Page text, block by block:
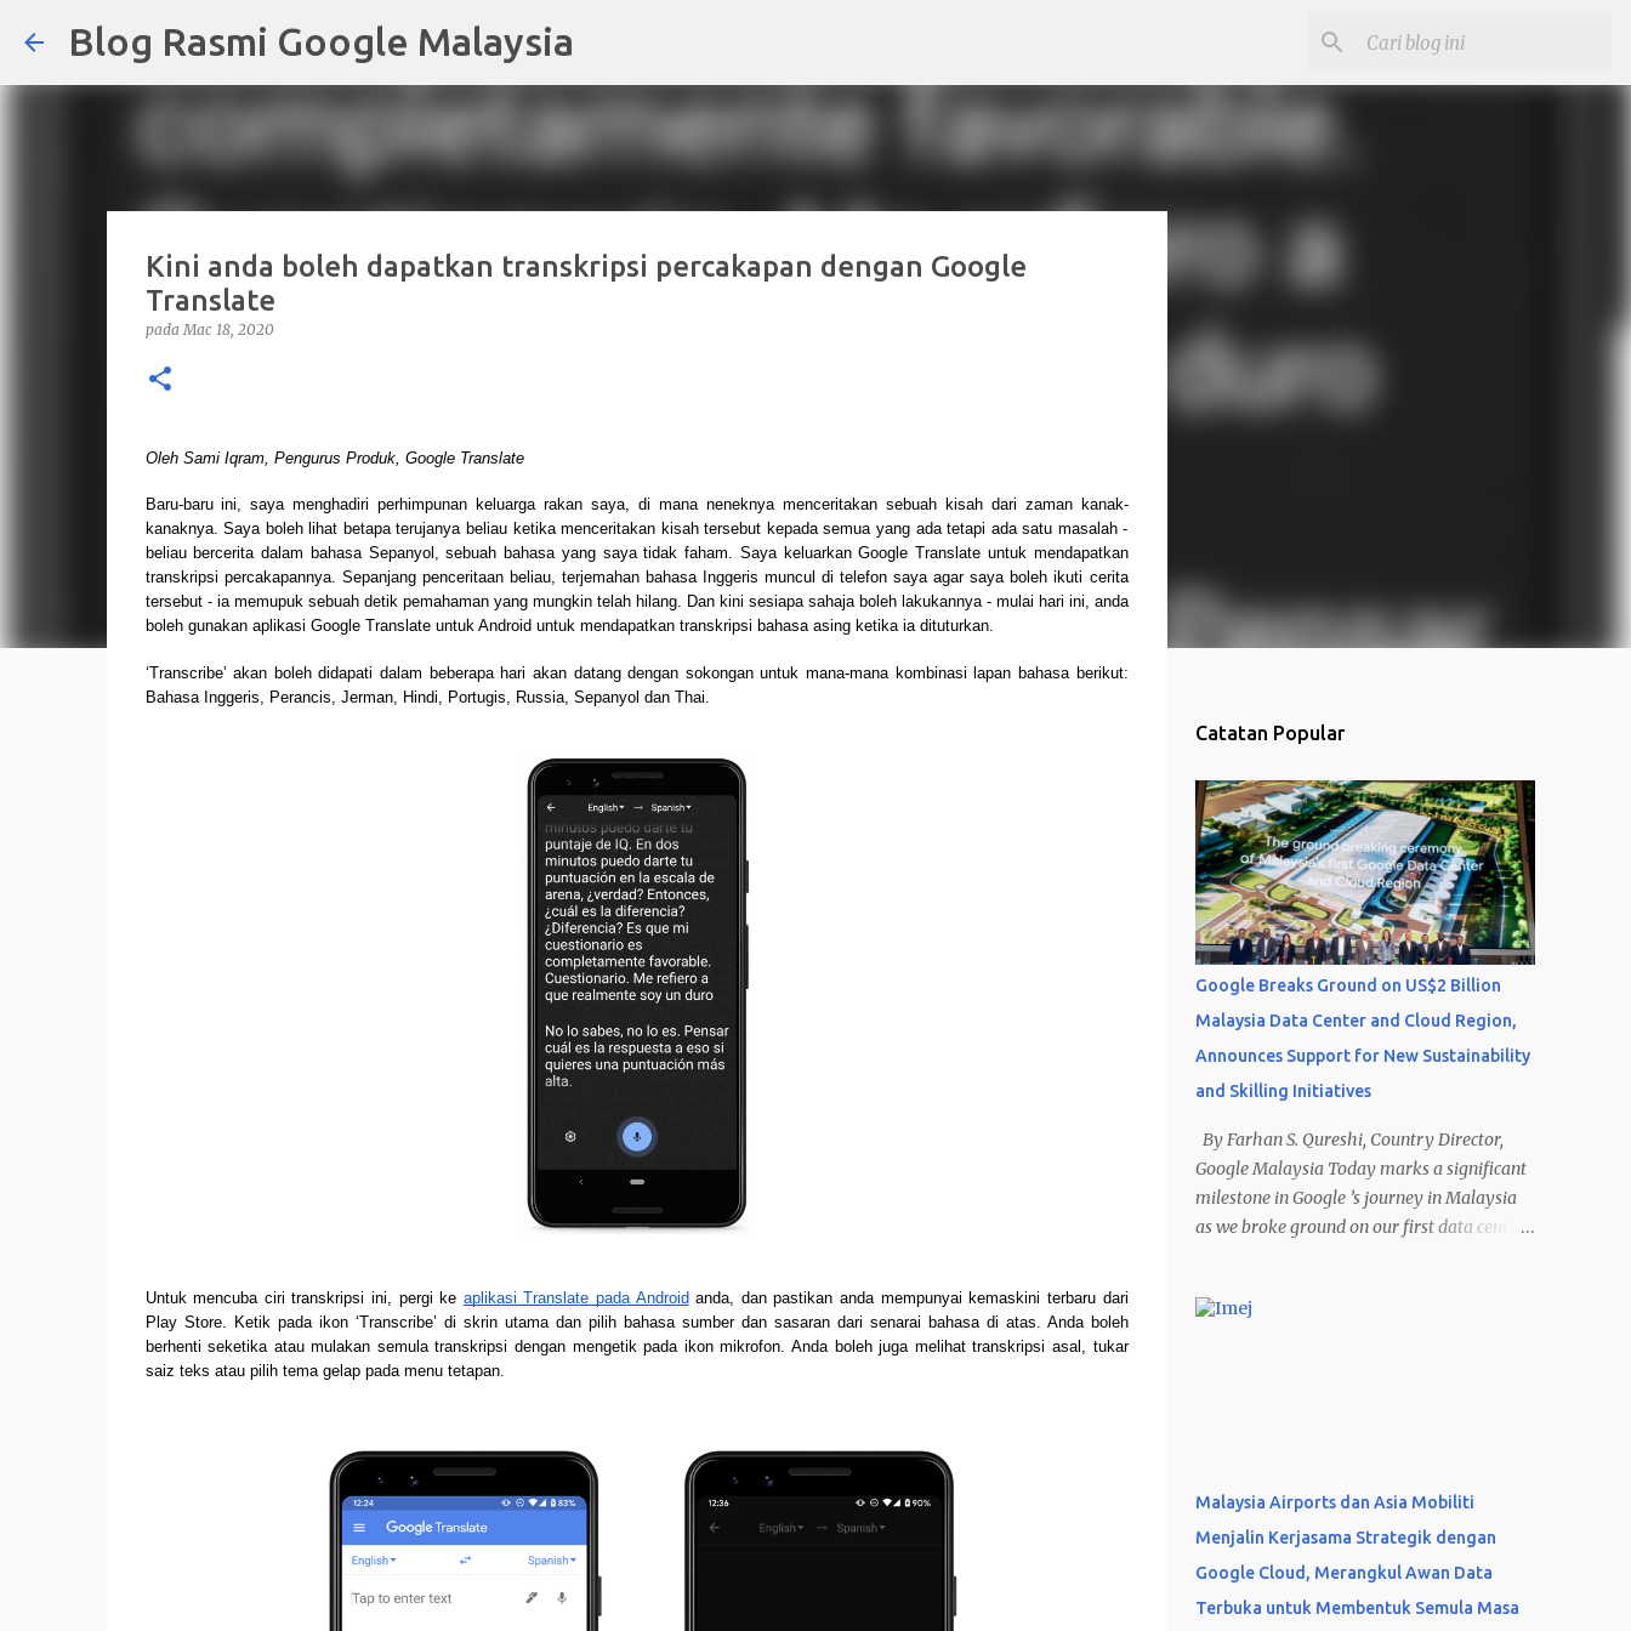
Blog Rasmi Google Malaysia
Kini anda boleh dapatkan transkripsi percakapan dengan Google
Translate
padaMac 18, 2020
Oleh Sami Iqram, Pengurus Produk, Google Translate
Baru-baru ini, saya menghadiri perhimpunan keluarga rakan saya, di mana neneknya menceritakan sebuah kisah dari zaman kanak-
kanaknya. Saya boleh lihat betapa terujanya beliau ketika menceritakan kisah tersebut kepada semua yang ada tetapi ada satu masalah -
beliau bercerita dalam bahasa Sepanyol, sebuah bahasa yang saya tidak faham. Saya keluarkan Google Translate untuk mendapatkan
transkripsi percakapannya. Sepanjang penceritaan beliau, terjemahan bahasa Inggeris muncul di telefon saya agar saya boleh ikuti cerita
tersebut - ia memupuk sebuah detik pemahaman yang mungkin telah hilang. Dan kini sesiapa sahaja boleh lakukannya - mulai hari ini, anda
boleh gunakan aplikasi Google Translate untuk Android untuk mendapatkan transkripsi bahasa asing ketika ia dituturkan.
‘Transcribe’ akan boleh didapati dalam beberapa hari akan datang dengan sokongan untuk mana-mana kombinasi lapan bahasa berikut:
Bahasa Inggeris, Perancis, Jerman, Hindi, Portugis, Russia, Sepanyol dan Thai.
Untuk mencuba ciri transkripsi ini, pergi ke aplikasi Translate pada Android anda, dan pastikan anda mempunyai kemaskini terbaru dari
Play Store. Ketik pada ikon ‘Transcribe’ di skrin utama dan pilih bahasa sumber dan sasaran dari senarai bahasa di atas. Anda boleh
berhenti seketika atau mulakan semula transkripsi dengan mengetik pada ikon mikrofon. Anda boleh juga melihat transkripsi asal, tukar
saiz teks atau pilih tema gelap pada menu tetapan.
Catatan Popular
Google Breaks Ground on US$2 Billion
Malaysia Data Center and Cloud Region,
Announces Support for New Sustainability
and Skilling Initiatives
By Farhan S. Qureshi, Country Director,
Google Malaysia Today marks a significant
milestone in Google ’s journey in Malaysia
as we broke ground on our first data center
US$2 billion investment in Elmina Business
meet those needs but also unlock immense
potential for local businesses and
communities. The investments in Malaysia
are estimated to support more than US$3.2
billion in positive economic impact and
Malaysia Airports dan Asia Mobiliti
Menjalin Kerjasama Strategik dengan
Google Cloud, Merangkul Awan Data
Terbuka untuk Membentuk Semula Masa